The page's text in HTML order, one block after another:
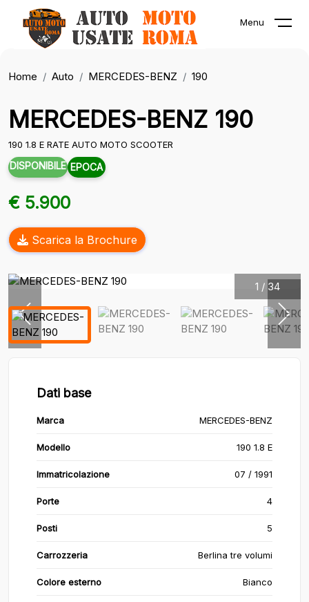
Menu
Home Auto MERCEDES-BENZ 190
MERCEDES-BENZ 190
190 1.8 E RATE AUTO MOTO SCOOTER
DISPONIBILE EPOCA
€ 5.900
Scarica la Brochure
1 / 34
Dati base
Marca MERCEDES-BENZ
Modello 190 1.8 E
Immatricolazione 07 / 1991
Porte 4
Posti 5
Carrozzeria Berlina tre volumi
Colore esterno Bianco